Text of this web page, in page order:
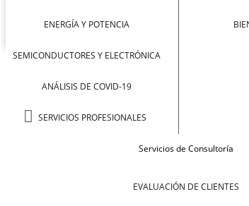
ENERGÍA Y POTENCIA
SEMICONDUCTORES Y ELECTRÓNICA
ANÁLISIS DE COVID-19
SERVICIOS PROFESIONALES
Servicios de Consultoría
EVALUACIÓN DE CLIENTES